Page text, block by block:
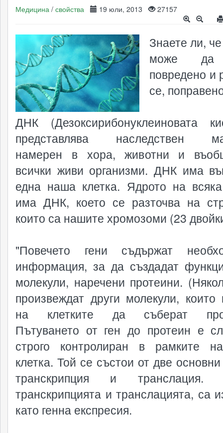
Медицина / свойства 19 юли, 2013 27157
Знаете ли,
може да
повредено и
се,
ДНК (Дезоксирибонуклеиновата
представлява наследствен
намерен в хора, животни и
всички живи организми. ДНК има
една наша клетка. Ядрото на
има ДНК, което се разточва на
които са нашите хромозоми (23
"Повечето гени съдържат
информация, за да създадат
молекули, наречени протеини.
произвеждат други молекули, които
на клетките да съберат
Пътуването от ген до протеин е
строго контролиран в рамките
клетка. Той се състои от две
транскрипция и транслация.
транскрипцията и транслацията, са
като генна експресия.